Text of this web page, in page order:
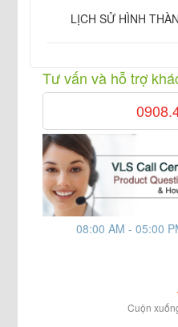
LỊCH SỬ HÌNH
Tư vấn và hỗ trợ
08:00 AM - 05:00
Cuộn